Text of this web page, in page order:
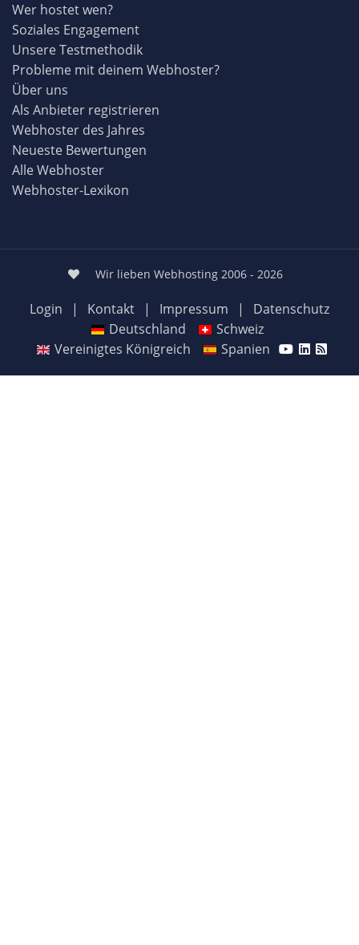
Wer hostet wen?
Soziales Engagement
Unsere Testmethodik
Probleme mit deinem Webhoster?
Über uns
Als Anbieter registrieren
Webhoster des Jahres
Neueste Bewertungen
Alle Webhoster
Webhoster-Lexikon
Wir lieben Webhosting 2006 - 2026
Login | Kontakt | Impressum |
Datenschutz
Deutschland
Schweiz
Vereinigtes Königreich
Spanien